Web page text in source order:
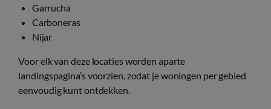
Garrucha
Carboneras
Níjar
Voor elk van deze locaties worden aparte
landingspagina’s voorzien, zodat je woningen per gebied
eenvoudig kunt ontdekken.